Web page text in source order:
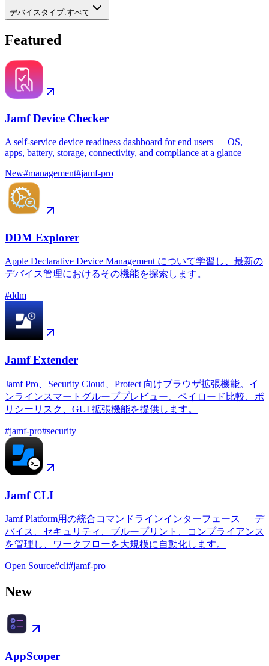
デバイスタイプ:すべて
Featured
Jamf Device Checker
A self-service device readiness dashboard for end users — OS,
apps, battery, storage, connectivity, and compliance at a glance
New#management#jamf-pro
DDM Explorer
Apple Declarative Device Management について学習し、最新の
デバイス管理におけるその機能を探索します。
#ddm
Jamf Extender
Jamf Pro、Security Cloud、Protect 向けブラウザ拡張機能。イ
ンラインスマートグループプレビュー、ペイロード比較、ポ
リシーリスク、GUI 拡張機能を提供します。
#jamf-pro#security
Jamf CLI
Jamf Platform用の統合コマンドラインインターフェース — デ
バイス、セキュリティ、ブループリント、コンプライアンス
を管理し、ワークフローを大規模に自動化します。
Open Source#cli#jamf-pro
New
AppScoper